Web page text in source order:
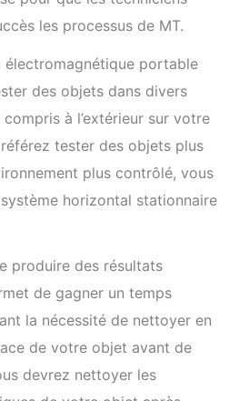
les processus de MT.
électromagnétique portable
des objets dans divers
à l’extérieur sur votre
tester des objets plus
plus contrôlé, vous
horizontal stationnaire
produire des résultats
de gagner un temps
la nécessité de nettoyer en
de votre objet avant de
devrez nettoyer les